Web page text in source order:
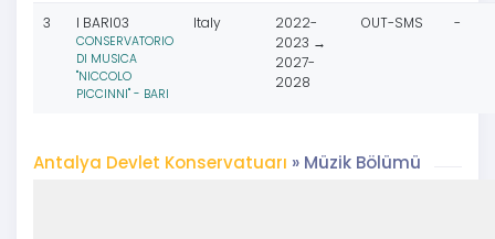
3 I BARI03
CONSERVATORIO
DI MUSICA
"NICCOLO
PICCINNI" - BARI
Italy
2022-
2023 →
2027-
2028
OUT-SMS -
Antalya Devlet Konservatuarı » Müzik Bölümü